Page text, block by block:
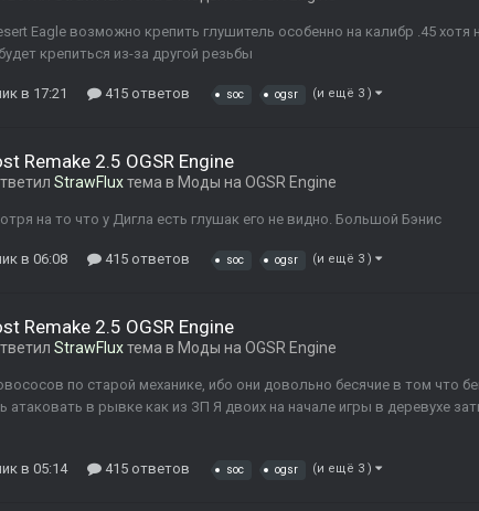
Eagle возможно крепить глушитель особенно на калибр .45 хотя
крепиться из-за другой резьбы
в 17:21 415 ответов soc ogsr (и ещё 3 )
Remake 2.5 OGSR Engine
StrawFluxтема в Моды на OGSR Engine
на то что у Дигла есть глушак его не видно. Большой Бэнис
в 06:08 415 ответов soc ogsr (и ещё 3 )
Remake 2.5 OGSR Engine
StrawFluxтема в Моды на OGSR Engine
по старой механике, ибо они довольно бесячие в том что
атаковать в рывке как из ЗП Я двоих на начале игры в деревухе
в 05:14 415 ответов soc ogsr (и ещё 3 )